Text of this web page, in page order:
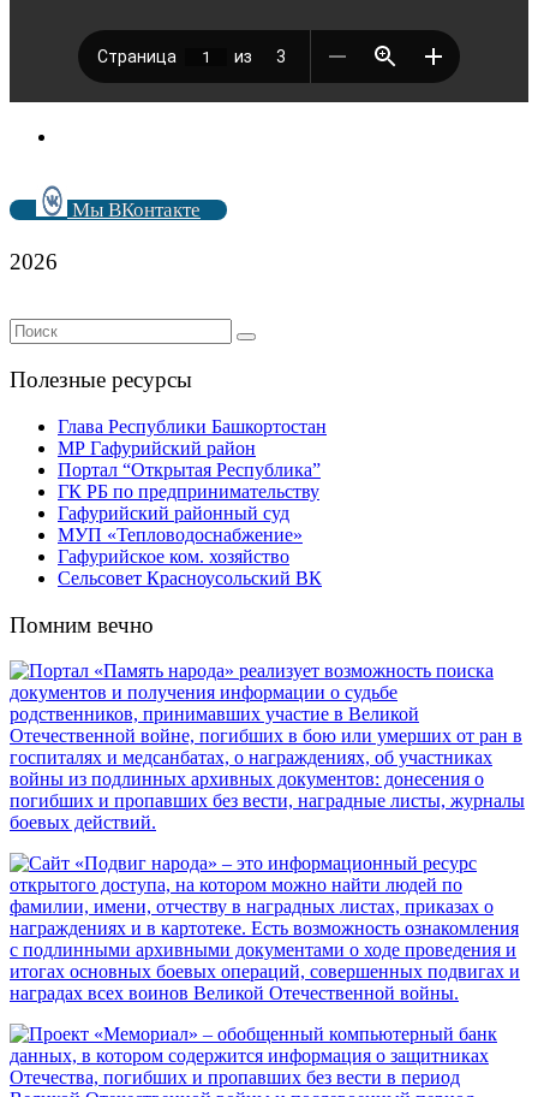
Мы ВКонтакте
2026
Полезные ресурсы
Глава Республики Башкортостан
МР Гафурийский район
Портал “Открытая Республика”
ГК РБ по предпринимательству
Гафурийский районный суд
МУП «Тепловодоснабжение»
Гафурийское ком. хозяйство
Сельсовет Красноусольский ВК
Помним вечно